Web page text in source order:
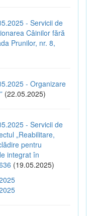
- Servicii de
Câinilor fără
Prunilor, nr. 8,
- Organizare
(22.05.2025)
- Servicii de
„Reabilitare,
pentru
integrat în
(19.05.2025)